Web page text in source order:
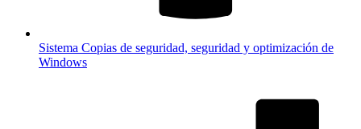
Sistema Copias de seguridad, seguridad y optimización de
Windows